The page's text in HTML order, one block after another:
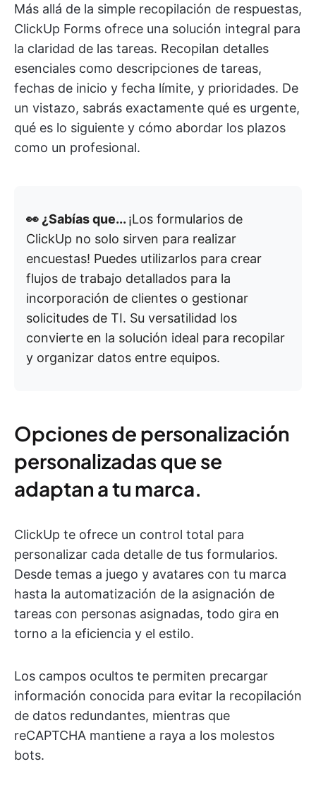
Más allá de la simple recopilación de respuestas,
ClickUp Forms ofrece una solución integral para
la claridad de las tareas. Recopilan detalles
esenciales como descripciones de tareas,
fechas de inicio y fecha límite, y prioridades. De
un vistazo, sabrás exactamente qué es urgente,
qué es lo siguiente y cómo abordar los plazos
como un profesional.
👀 ¿Sabías que... ¡Los formularios de
ClickUp no solo sirven para realizar
encuestas! Puedes utilizarlos para crear
flujos de trabajo detallados para la
incorporación de clientes o gestionar
solicitudes de TI. Su versatilidad los
convierte en la solución ideal para recopilar
y organizar datos entre equipos.
Opciones de personalización
personalizadas que se
adaptan a tu marca.
ClickUp te ofrece un control total para
personalizar cada detalle de tus formularios.
Desde temas a juego y avatares con tu marca
hasta la automatización de la asignación de
tareas con personas asignadas, todo gira en
torno a la eficiencia y el estilo.
Los campos ocultos te permiten precargar
información conocida para evitar la recopilación
de datos redundantes, mientras que
reCAPTCHA mantiene a raya a los molestos
bots.